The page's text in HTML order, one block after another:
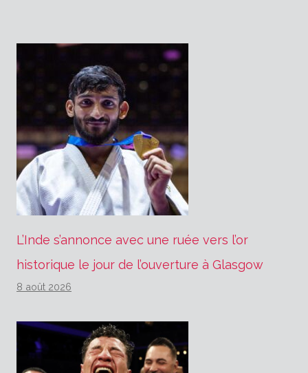
l’article
L’Inde s’annonce avec une ruée vers l’or
historique le jour de l’ouverture à Glasgow
8 août 2026